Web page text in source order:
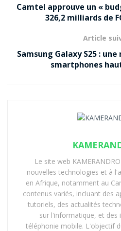
Camtel approuve un «
326,2 milliards de
Article
Samsung Galaxy S25 :
smartphones
Le site web
nouvelles technologies et à
en Afrique, notamment au
contenus variés, incluant des
tutoriels, des actualités
sur l'informatique, et des
téléphonie mobile. L'objectif